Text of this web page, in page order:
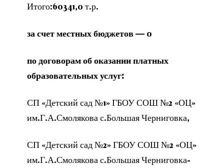
Итого:60341,0 т.р.
за счет местных бюджетов— 0
по договорам об оказании платных
образовательных услуг:
СП «Детский сад №1» ГБОУ СОШ №2 «ОЦ»
им.Г.А.Смолякова с.Большая Черниговка,
СП «Детский сад №2» ГБОУ СОШ №2 «ОЦ»
им.Г.А.Смолякова с.Большая Черниговка-